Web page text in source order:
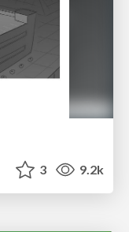
3 9.2k